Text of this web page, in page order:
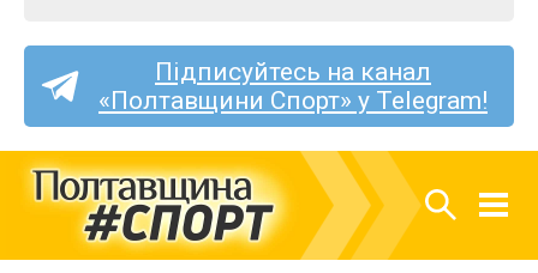
Підписуйтесь на канал
«Полтавщини Спорт» у Telegram!